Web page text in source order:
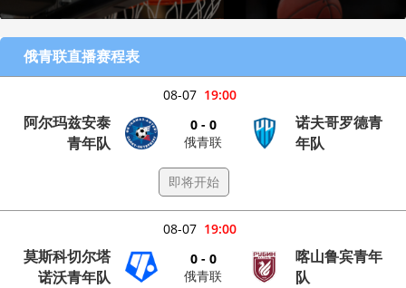
俄青联直播赛程表
19:00
08-07
阿尔玛兹安泰
青年队
0 - 0
俄青联
诺夫哥罗德青
年队
即将开始
19:00
08-07
莫斯科切尔塔
诺沃青年队
0 - 0
俄青联
喀山鲁宾青年
队